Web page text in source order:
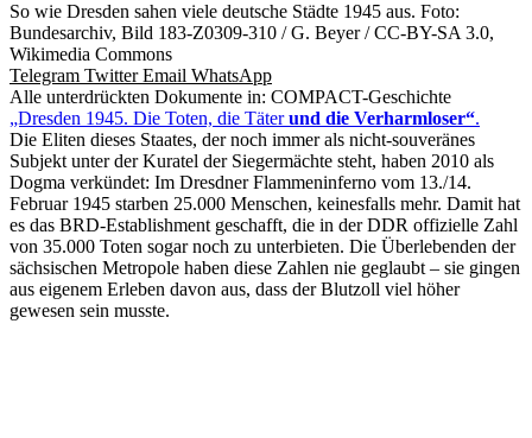
So wie Dresden sahen viele deutsche Städte 1945 aus. Foto:
Bundesarchiv, Bild 183-Z0309-310 / G. Beyer / CC-BY-SA 3.0,
Wikimedia Commons
Telegram Twitter Email WhatsApp
Alle unterdrückten Dokumente in: COMPACT-Geschichte
„Dresden 1945. Die Toten, die Täterund die Verharmloser“.
Die Eliten dieses Staates, der noch immer als nicht-souveränes
Subjekt unter der Kuratel der Siegermächte steht, haben 2010 als
Dogma verkündet: Im Dresdner Flammeninferno vom 13./14.
Februar 1945 starben 25.000 Menschen, keinesfalls mehr. Damit hat
es das BRD-Establishment geschafft, die in der DDR offizielle Zahl
von 35.000 Toten sogar noch zu unterbieten. Die Überlebenden der
sächsischen Metropole haben diese Zahlen nie geglaubt – sie gingen
aus eigenem Erleben davon aus, dass der Blutzoll viel höher
gewesen sein musste.